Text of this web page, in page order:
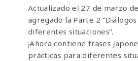
Actualizado el 27 de marzo
agregado la Parte 2
diferentes situaciones”.
¡Ahora contiene frases
prácticas para diferentes